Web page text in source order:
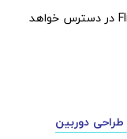
دستگاه در وب سایت رسمی ریلمی و Flipkart در دسترس خواهد
طراحی دوربین